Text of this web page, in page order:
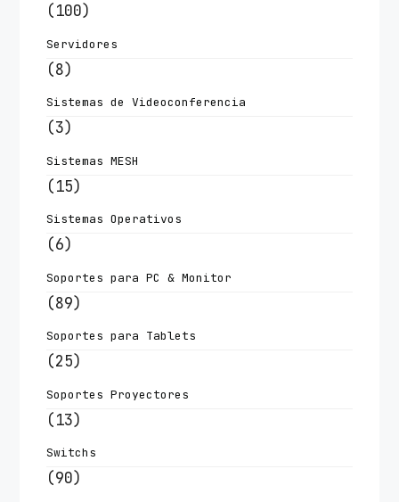
(100)
Servidores
(8)
Sistemas de Videoconferencia
(3)
Sistemas MESH
(15)
Sistemas Operativos
(6)
Soportes para PC & Monitor
(89)
Soportes para Tablets
(25)
Soportes Proyectores
(13)
Switchs
(90)